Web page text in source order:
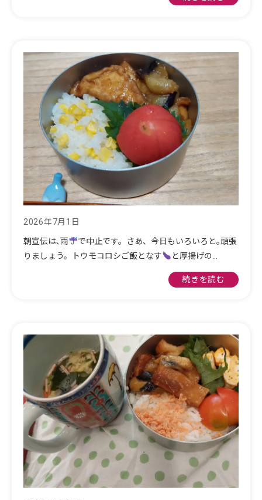
2026年7月1日
朝宣伝は､雨
で中止です。さあ、今日もいろいろと｡頑張
りましょう。トウモコロシご飯となす
と厚揚げの…
続きを読む